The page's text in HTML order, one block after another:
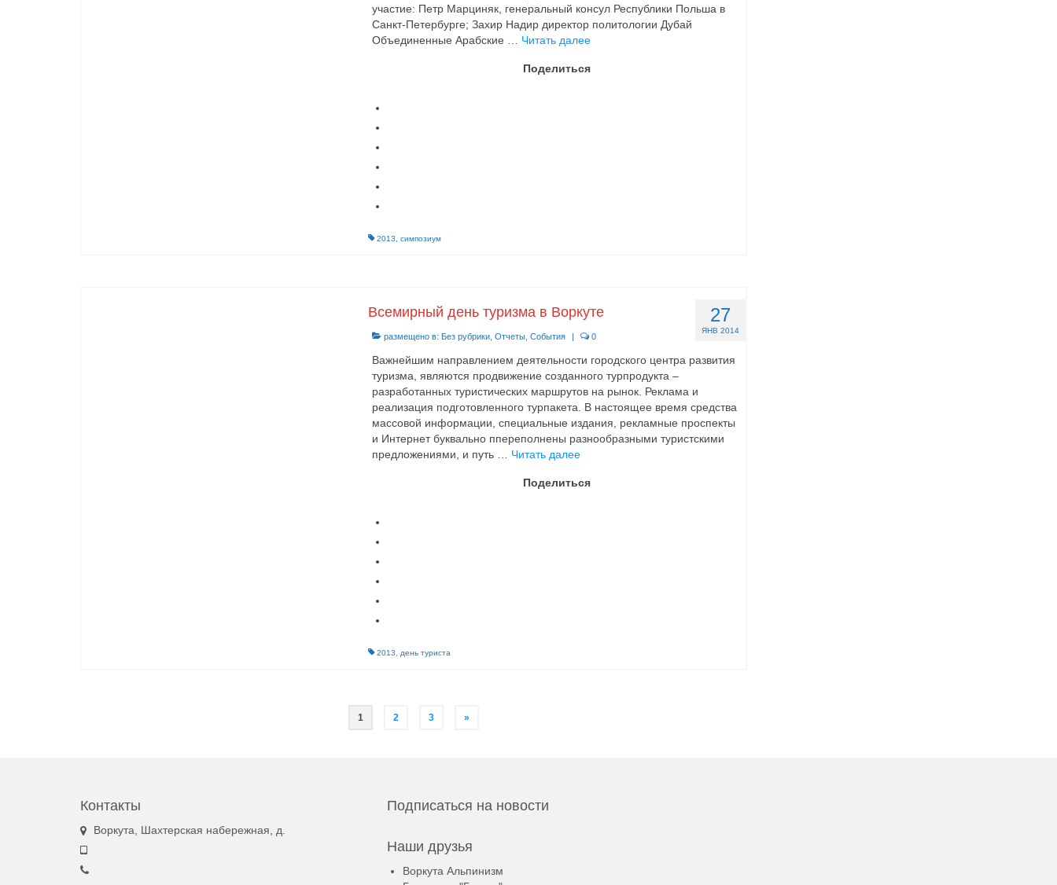
участие: Петр Марциняк, генеральный консул Республики Польша в
Санкт-Петербурге; Захир Надир директор политологии Дубай
Объединенные Арабские … Читать далее
Поделиться
2013 симпозиум
27
ЯНВ 2014
Всемирный день туризма в Воркуте
размещено в: Без рубрики, Отчеты, События | 0
Важнейшим направлением деятельности городского центра развития
туризма, являются продвижение созданного турпродукта –
разработанных туристических маршрутов на рынок. Реклама и
реализация подготовленного турпакета. В настоящее время средства
массовой информации, специальные издания, рекламные проспекты
и Интернет буквально ᴨпереполнены разнообразными туристскими
предложениями, и путь … Читать далее
Поделиться
2013 день туриста
1 2 3 »
Контакты
Воркута, Шахтерская набережная, д.
Подписаться на новости
Наши друзья
Воркута Альпинизм